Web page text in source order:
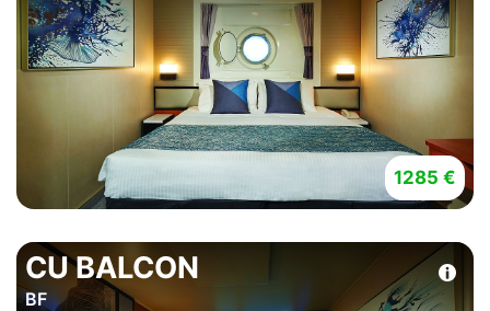
1285 €
CU BALCON
BF